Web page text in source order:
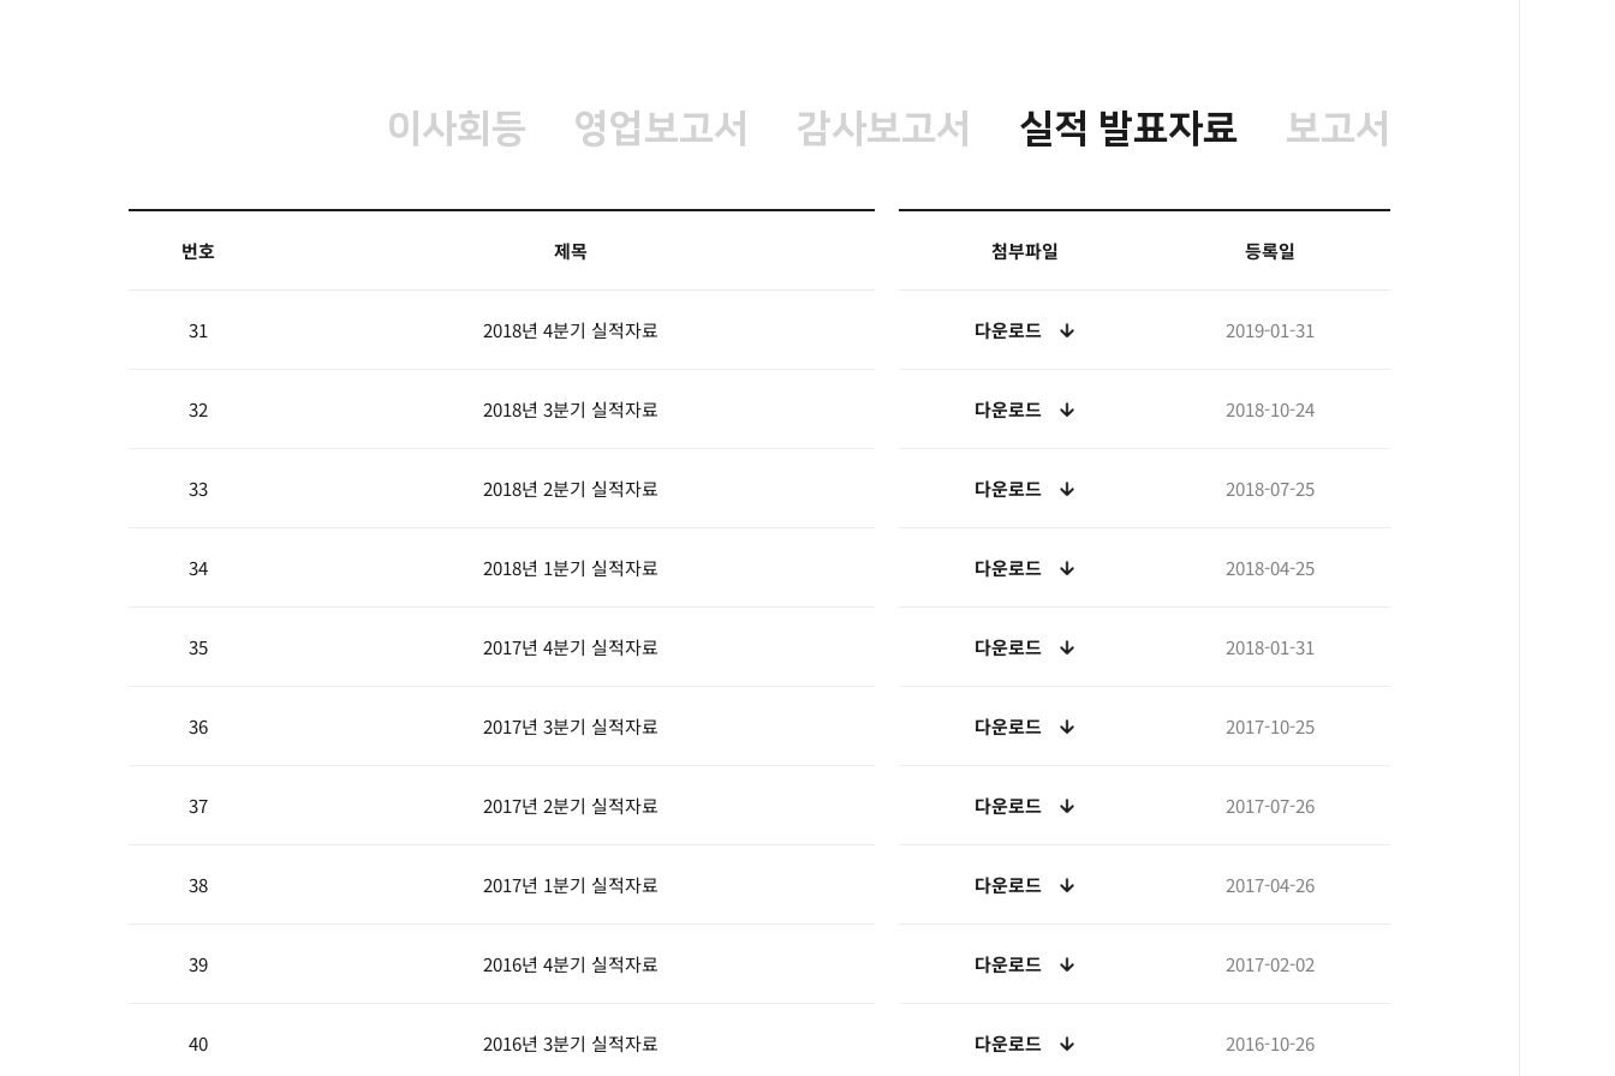
이사회등 영업보고서 감사보고서 실적 발표자료 보고서
번호 제목 첨부파일 등록일
31 2018년 4분기 실적자료 다운로드 2019-01-31
32 2018년 3분기 실적자료 다운로드 2018-10-24
33 2018년 2분기 실적자료 다운로드 2018-07-25
34 2018년 1분기 실적자료 다운로드 2018-04-25
35 2017년 4분기 실적자료 다운로드 2018-01-31
36 2017년 3분기 실적자료 다운로드 2017-10-25
37 2017년 2분기 실적자료 다운로드 2017-07-26
38 2017년 1분기 실적자료 다운로드 2017-04-26
39 2016년 4분기 실적자료 다운로드 2017-02-02
40 2016년 3분기 실적자료 다운로드 2016-10-26